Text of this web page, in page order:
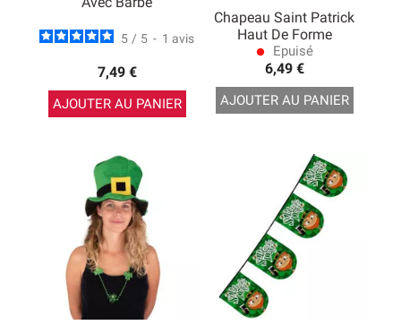
5 / 5 - 1 avis
7,49 €
AJOUTER AU PANIER
Chapeau Saint Patrick
Haut De Forme
lens Epuisé
6,49 €
AJOUTER AU PANIER